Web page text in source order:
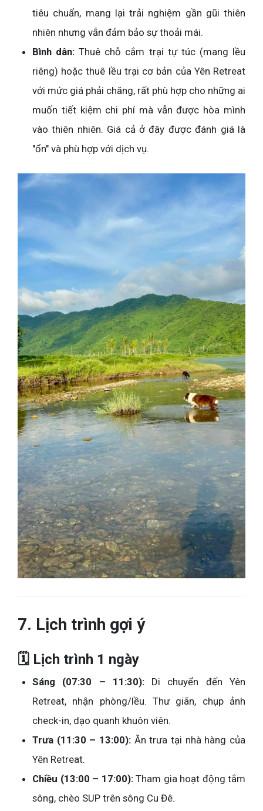
tiêu chuẩn, mang lại trải nghiệm gần gũi thiên
nhiên nhưng vẫn đảm bảo sự thoải mái.
Bình dân: Thuê chỗ cắm trại tự túc (mang lều
riêng) hoặc thuê lều trại cơ bản của Yên Retreat
với mức giá phải chăng, rất phù hợp cho những ai
muốn tiết kiệm chi phí mà vẫn được hòa mình
vào thiên nhiên. Giá cả ở đây được đánh giá là
"ổn" và phù hợp với dịch vụ.
7. Lịch trình gợi ý
🗓 Lịch trình 1 ngày
Sáng (07:30 – 11:30):Di chuyển đến Yên
Retreat, nhận phòng/lều. Thư giãn, chụp ảnh
check-in, dạo quanh khuôn viên.
Trưa (11:30 – 13:00): Ăn trưa tại nhà hàng của
Yên Retreat.
Chiều (13:00 – 17:00):Tham gia hoạt động tắm
sông, chèo SUP trên sông Cu Đê.